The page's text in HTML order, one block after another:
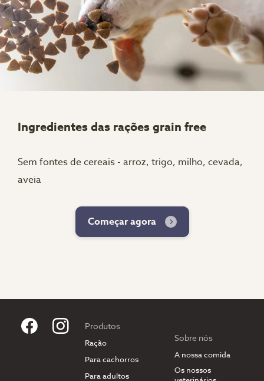
Ingredientes das rações grain free
Sem fontes de cereais - arroz, trigo, milho, cevada,
aveia
Começar agora
Produtos
Ração
Para cachorros
Para adultos
Sobre nós
A nossa comida
Os nossos